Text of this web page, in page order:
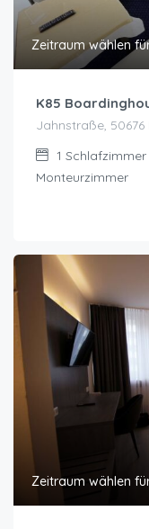
Zeitraum wählen
K85
Jahnstraße, 50676
1 Schlafzimmer
Monteurzimmer
Zeitraum wählen